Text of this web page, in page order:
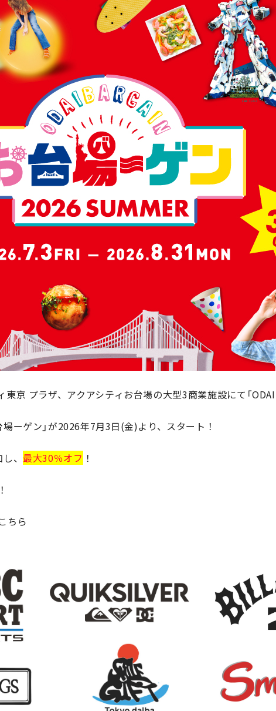
京 プラザ、アクアシティお台場の大型3商業施設にて「
ーゲン」が2026年7月3日(金)より、 スタート！
し、最大30％オフ ！
ちら